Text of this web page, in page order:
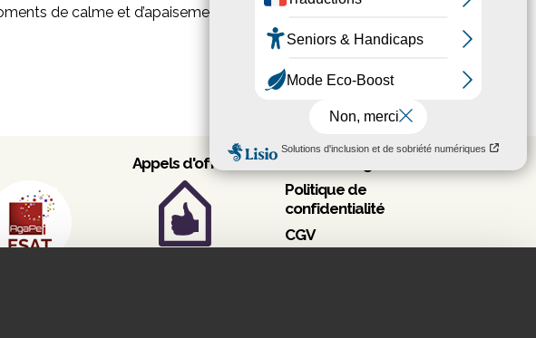
de calme et d’apaisement de nature à prévenir
Appels d'offres
Politique de
confidentialité
CGV